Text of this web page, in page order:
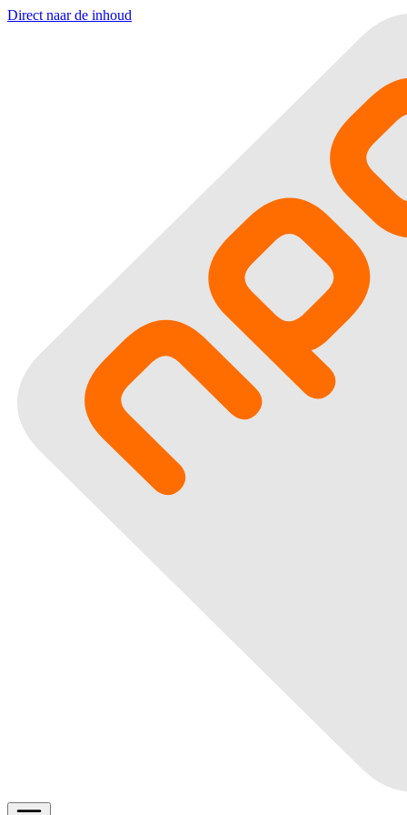
Direct naar de inhoud